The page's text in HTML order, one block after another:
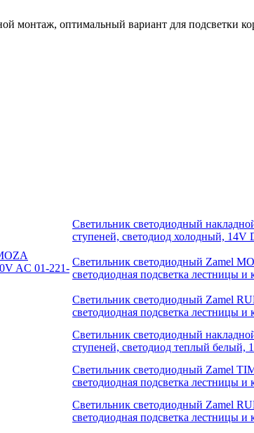
монтаж, оптимальный вариант для подсветки
Светильник светодиодный
ступеней, светодиод холодный, 14V
Светильник светодиодный Zamel
светодиодная подсветка лестницы
Светильник светодиодный Zamel
светодиодная подсветка лестницы
Светильник светодиодный
ступеней, светодиод теплый белый,
Светильник светодиодный Zamel
светодиодная подсветка лестницы
Светильник светодиодный Zamel
светодиодная подсветка лестницы